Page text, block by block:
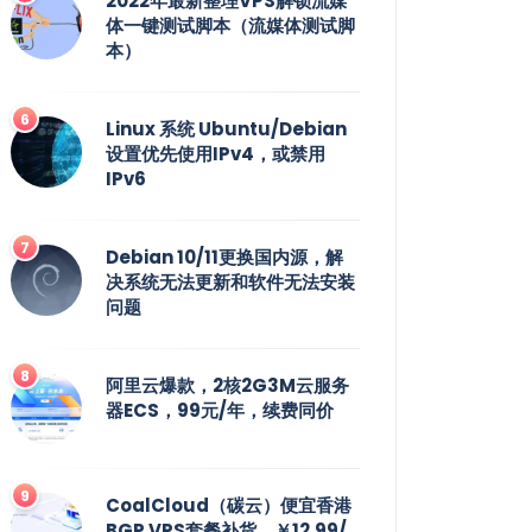
体一键测试脚本（流媒体测试脚
本）
Linux 系统 Ubuntu/Debian
设置优先使用IPv4，或禁用
IPv6
Debian 10/11更换国内源，解
决系统无法更新和软件无法安装
问题
阿里云爆款，2核2G3M云服务
器ECS，99元/年，续费同价
CoalCloud（碳云）便宜香港